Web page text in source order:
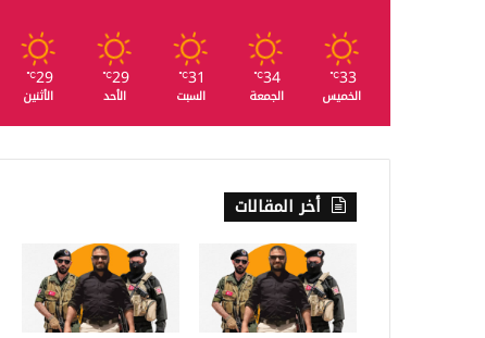
33
℃
الخميس
34
℃
الجمعة
31
℃
السبت
29
℃
الأحد
29
℃
الأثنين
أخر المقالات